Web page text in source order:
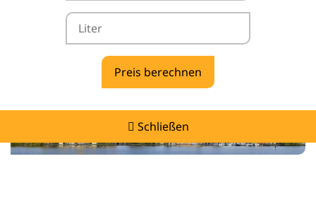
Schließen
Heizölpreise Demen -
vergleichen & günstig tanken